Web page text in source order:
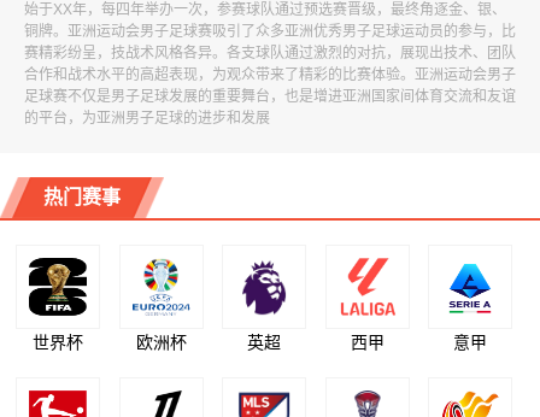
始于XX年，每四年举办一次，参赛球队通过预选赛晋级，最终角逐金、银、
铜牌。亚洲运动会男子足球赛吸引了众多亚洲优秀男子足球运动员的参与，比
赛精彩纷呈，技战术风格各异。各支球队通过激烈的对抗，展现出技术、团队
合作和战术水平的高超表现，为观众带来了精彩的比赛体验。亚洲运动会男子
足球赛不仅是男子足球发展的重要舞台，也是增进亚洲国家间体育交流和友谊
的平台，为亚洲男子足球的进步和发展
热门赛事
世界杯 欧洲杯 英超 西甲 意甲